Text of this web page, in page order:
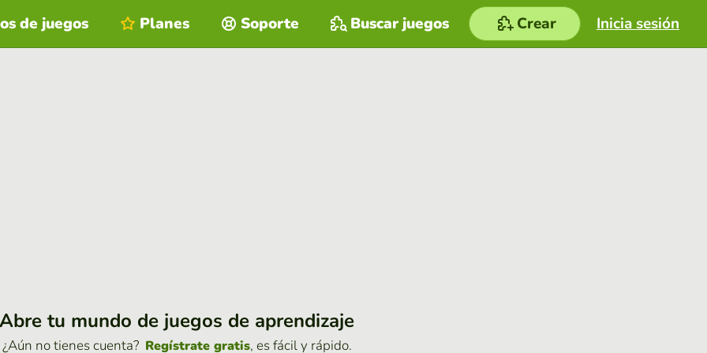
Inicia sesión
de juegos Planes Soporte Buscar juegos Crear
Abre tu mundo de juegos de aprendizaje
¿Aún no tienes cuenta? Regístrate gratis, es fácil y rápido.